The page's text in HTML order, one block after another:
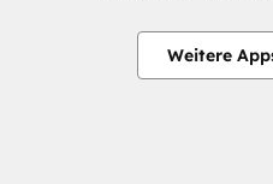
Weitere